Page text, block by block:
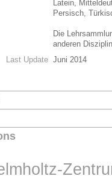
Latein,
Persisch,
Die
anderen
Last Update Juni 2014